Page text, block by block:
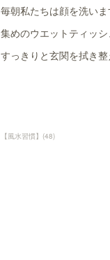
毎朝私たちは顔を洗い
集めのウエットティッ
すっきりと玄関を拭き
【風水習慣】 (48)